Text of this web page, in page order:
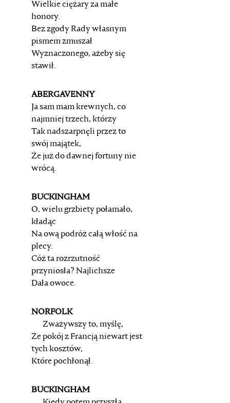
Wielkie ciężary za małe
honory.
Bez zgody Rady własnym
pismem zmuszał
Wyznaczonego, ażeby się
stawił.
ABERGAVENNY
Ja sam mam krewnych, co
najmniej trzech, którzy
Tak nadszarpnęli przez to
swój majątek,
Że już do dawnej fortuny nie
wrócą.
BUCKINGHAM
O, wielu grzbiety połamało,
kładąc
Na ową podróż całą włość na
plecy.
Cóż ta rozrzutność
przyniosła? Najlichsze
Dała owoce.
NORFOLK
Zważywszy to, myślę,
Że pokój z Francją niewart jest
tych kosztów,
Które pochłonął.
BUCKINGHAM